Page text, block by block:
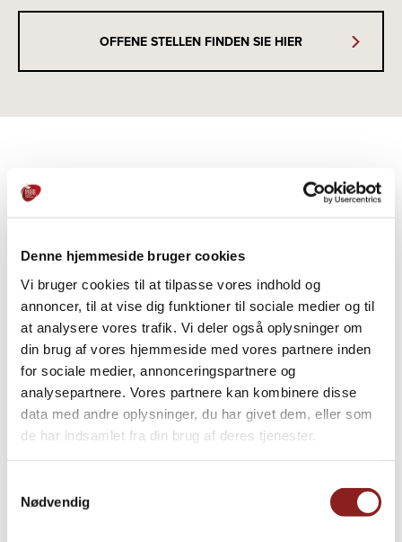
Denne hjemmeside bruger cookies
Vi bruger cookies til at tilpasse vores indhold og
annoncer, til at vise dig funktioner til sociale medier og til
at analysere vores trafik. Vi deler også oplysninger om
din brug af vores hjemmeside med vores partnere inden
for sociale medier, annonceringspartnere og
analysepartnere. Vores partnere kan kombinere disse
data med andre oplysninger, du har givet dem, eller som
de har indsamlet fra din brug af deres tjenester.
Nødvendig
OFFENE STELLEN FINDEN SIE HIER
Geschichten aus dem Alltag
PRODUKTIONSMITARBEITER IN HADSUND IM MÄRZ 2022